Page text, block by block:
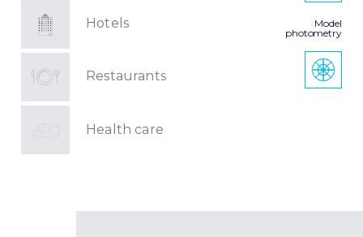
Hotels
Restaurants
Health care
Model
photometry